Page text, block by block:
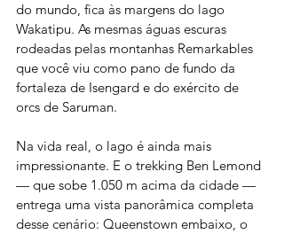
do mundo, fica às margens do lago
Wakatipu. As mesmas águas escuras
rodeadas pelas montanhas Remarkables
que você viu como pano de fundo da
fortaleza de Isengard e do exército de
orcs de Saruman.
Na vida real, o lago é ainda mais
impressionante. E o trekking Ben Lemond
— que sobe 1.050 m acima da cidade —
entrega uma vista panorâmica completa
desse cenário: Queenstown embaixo, o